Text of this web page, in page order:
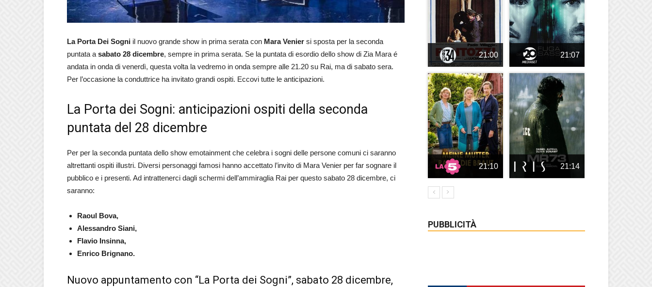
La Porta Dei Sogni il nuovo grande show in prima serata con Mara Venier si sposta per la seconda
puntata a sabato 28 dicembre, sempre in prima serata. Se la puntata di esordio dello show di Zia Mara é
andata in onda di venerdì, questa volta la vedremo in onda sempre alle 21.20 su Rai, ma di sabato sera.
Per l’occasione la conduttrice ha invitato grandi ospiti. Eccovi tutte le anticipazioni.
La Porta dei Sogni: anticipazioni ospiti della seconda
puntata del 28 dicembre
Per per la seconda puntata dello show emotainment che celebra i sogni delle persone comuni ci saranno
altrettanti ospiti illustri. Diversi personaggi famosi hanno accettato l’invito di Mara Venier per far sognare il
pubblico e i presenti. Ad intrattenerci dagli schermi dell’ammiraglia Rai per questo sabato 28 dicembre, ci
saranno:
Raoul Bova,
Alessandro Siani,
Flavio Insinna,
Enrico Brignano.
Nuovo appuntamento con “La Porta dei Sogni”, sabato 28 dicembre,
21:00 21:07
21:10 21:14
PUBBLICITÀ